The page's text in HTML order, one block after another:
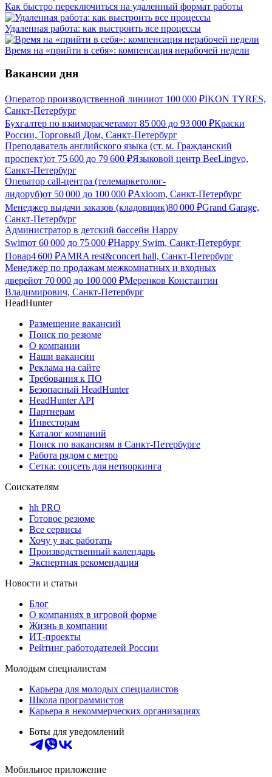
Как быстро переключиться на удаленный формат работы
Удаленная работа: как выстроить все процессы
Время на «прийти в себя»: компенсация нерабочей недели
Вакансии дня
Оператор производственной линииот 100 000 ₽IKON TYRES,
Санкт-Петербург
Бухгалтер по взаиморасчетамот 85 000 до 93 000 ₽Краски
России, Торговый Дом, Санкт-Петербург
Преподаватель английского языка (ст. м. Гражданский
проспект)от 75 600 до 79 600 ₽Языковой центр BeeLingvo,
Санкт-Петербург
Оператор call-центра (телемаркетолог-
лидоруб)от 50 000 до 100 000 ₽Axioom, Санкт-Петербург
Менеджер выдачи заказов (кладовщик)80 000 ₽Grand Garage,
Санкт-Петербург
Администратор в детский бассейн Happy
Swimот 60 000 до 75 000 ₽Happy Swim, Санкт-Петербург
Повар4 600 ₽AMRA rest&concert hall, Санкт-Петербург
Менеджер по продажам межкомнатных и входных
дверейот 70 000 до 100 000 ₽Меренков Константин
Владимирович, Санкт-Петербург
HeadHunter
Размещение вакансий
Поиск по резюме
О компании
Наши вакансии
Реклама на сайте
Требования к ПО
Безопасный HeadHunter
HeadHunter API
Партнерам
Инвесторам
Каталог компаний
Поиск по вакансиям в Санкт-Петербурге
Работа рядом с метро
Сетка: соцсеть для нетворкинга
Соискателям
hh PRO
Готовое резюме
Все сервисы
Хочу у вас работать
Производственный календарь
Экспертная рекомендация
Новости и статьи
Блог
О компаниях в игровой форме
Жизнь в компании
ИТ-проекты
Рейтинг работодателей России
Молодым специалистам
Карьера для молодых специалистов
Школа программистов
Карьера в некоммерческих организациях
Боты для уведомлений
Мобильное приложение